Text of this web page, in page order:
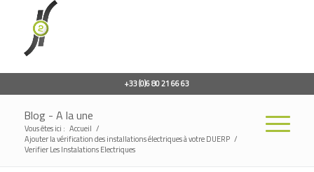
+33 (0)6 80 21 66 63
Blog - A la une
Vous êtes ici : Accueil /
Ajouter la vérification des installations électriques à votre DUERP /
Verifier Les Instalations Electriques